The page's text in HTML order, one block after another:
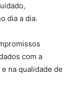
dia a dia.
com a
na qualidade de